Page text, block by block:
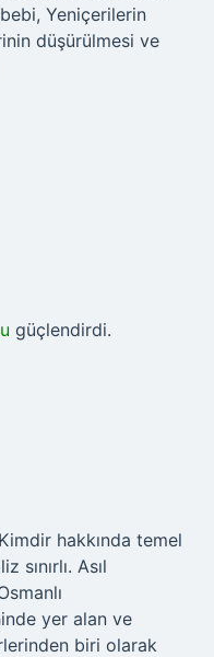
Yeniçerilerin
düşürülmesi ve
güçlendirdi.
hakkında temel
Asıl
yer alan ve
biri olarak